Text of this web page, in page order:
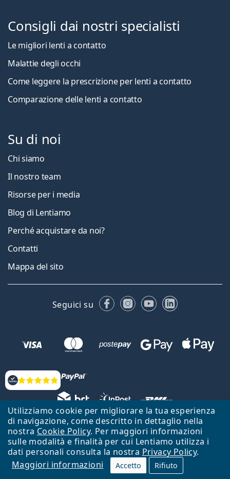
Utilizziamo cookie per migliorare la tua esperienza
di navigazione, come descritto in dettaglio nella
nostra Cookie Policy. Per maggiori informazioni
sulle modalità e finalità per cui Lentiamo utilizza i
dati personali consulta la nostra Privacy Policy.
Maggiori informazioni
Accetto Rifiuto
Valutazione
Consigli dai nostri specialisti
Le migliori lenti a contatto
Malattie degli occhi
Come leggere la prescrizione per lenti a contatto
Comparazione delle lenti a contatto
Su di noi
Chi siamo
Il nostro team
Risorse per i media
Blog di Lentiamo
Perché acquistare da noi?
Contatti
Mappa del sito
Seguici su FacebookInstagram
YouTubeLinkedIn
Lentiamo s.r.o., Vídeňská 12, 37833 Nová Bystřice, Repubblica Ceca.
Partita IVA: CZ26104784
Torna alla Home Page
Vai all'inizio